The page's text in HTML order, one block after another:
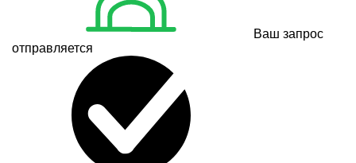
Ваш запрос
отправляется